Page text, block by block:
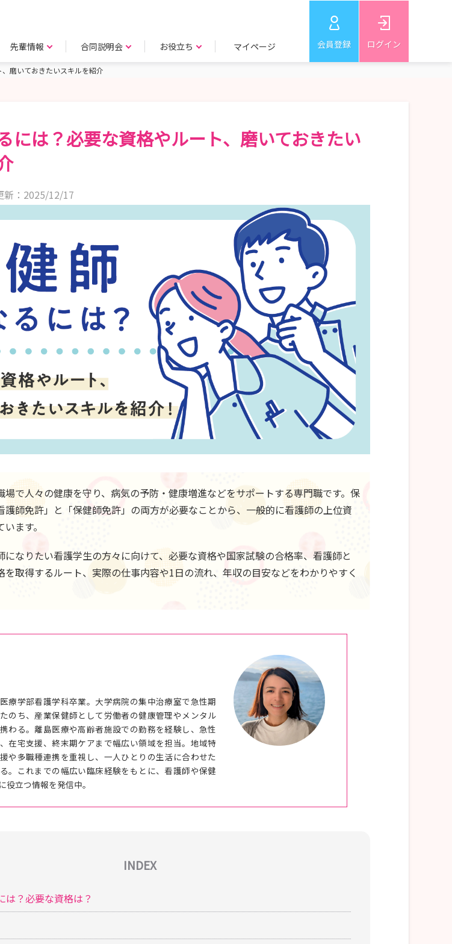
先輩情報 合同説明会 お役立ち マイページ 会員登録 ログイン
磨いておきたいスキルを紹介
には？必要な資格やルート、磨いておきたい
新：2025/12/17
場で人々の健康を守り、病気の予防・健康増進などをサポートする専門職です。保
護師免許」と「保健師免許」の両方が必要なことから、一般的に看護師の上位資
ます。
になりたい看護学生の方々に向けて、必要な資格や国家試験の合格率、看護師と
を取得するルート、実際の仕事内容や1日の流れ、年収の目安などをわかりやすく
療学部看護学科卒業。大学病院の集中治療室で急性期
のち、産業保健師として労働者の健康管理やメンタル
わる。離島医療や高齢者施設での勤務を経験し、急性
在宅支援、終末期ケアまで幅広い領域を担当。地域特
や多職種連携を重視し、一人ひとりの生活に合わせた
。これまでの幅広い臨床経験をもとに、看護師や保健
役立つ情報を発信中。
INDEX
は？必要な資格は？